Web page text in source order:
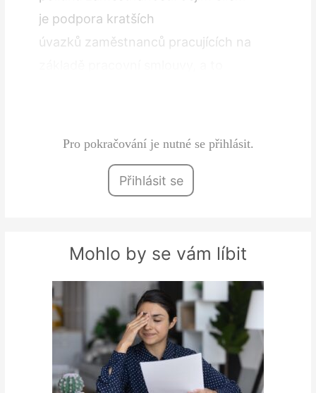
je podpora kratších
úvazků zaměstnanců pracujících na
Pro pokračování je nutné se přihlásit.
Přihlásit se
Mohlo by se vám líbit